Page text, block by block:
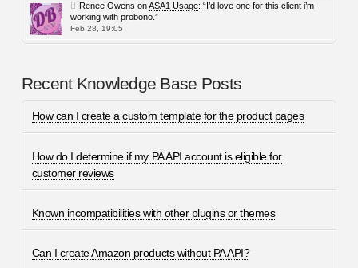
Renee Owens onASA1 Usage: “ I’d love one for this client i’m
working with probono. ”
Feb 28, 19:05
Recent Knowledge Base Posts
How can I create a custom template for the product pages
How do I determine if my PA API account is eligible for
customer reviews
Known incompatibilities with other plugins or themes
Can I create Amazon products without PA API?